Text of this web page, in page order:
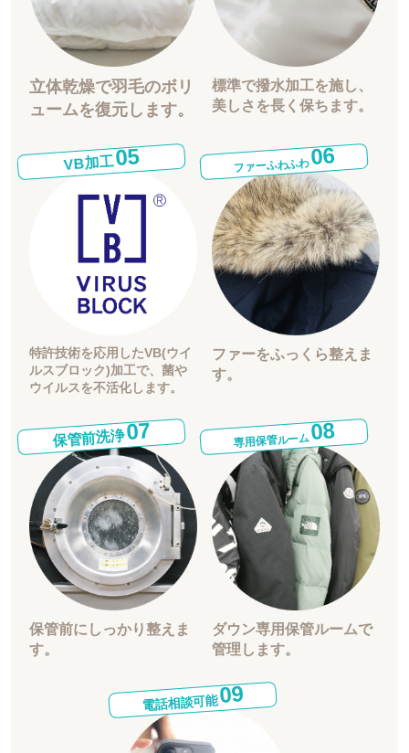
立体乾燥で羽毛のボリ
ュームを復元します。
標準で撥水加工を施し、
美しさを長く保ちます。
VB加工05
特許技術を応用したVB(ウイ
ルスブロック)加工で、 菌や
ウイルスを不活化します。
ファーふわふわ06
ファーをふっくら整えま
す。
保管前洗浄07
保管前にしっかり整えま
す。
専用保管ルーム08
ダウン専用保管ルームで
管理します。
電話相談可能09